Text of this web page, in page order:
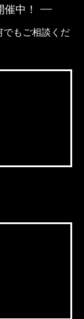
中！
でもご相談くだ